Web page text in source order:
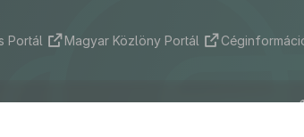
Portál Magyar Közlöny Portál